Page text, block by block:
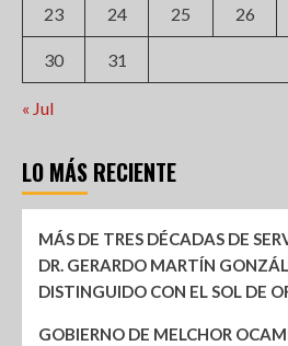
23 24 25 26
30 31
« Jul
LO MÁS RECIENTE
MÁS DE TRES DÉCADAS DE
DR. GERARDO MARTÍN
DISTINGUIDO CON EL SOL DE
GOBIERNO DE MELCHOR